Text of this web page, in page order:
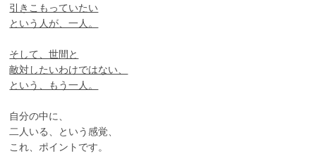
引きこもっていたい
という人が、一人。
そして、世間と
敵対したいわけではない、
という、もう一人。
自分の中に、
二人いる、という感覚、
これ、ポイントです。